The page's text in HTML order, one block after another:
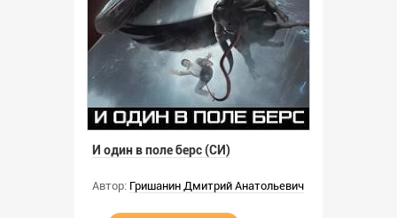
И один в поле берс (СИ)
Автор: Гришанин Дмитрий Анатольевич